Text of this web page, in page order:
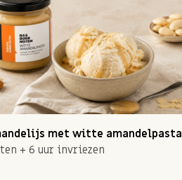
met witte amandelpasta
+ 6 uur invriezen